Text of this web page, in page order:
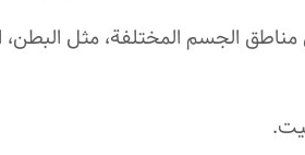
الجسم المختلفة، مثل البطن،